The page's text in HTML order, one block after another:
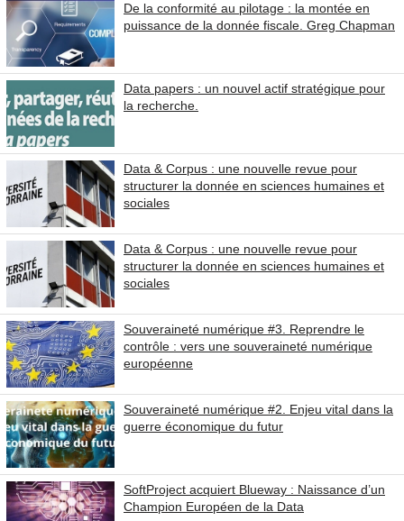
De la conformité au pilotage : la montée en
puissance de la donnée fiscale. Greg Chapman
Data papers : un nouvel actif stratégique pour
la recherche.
Data & Corpus : une nouvelle revue pour
structurer la donnée en sciences humaines et
sociales
Data & Corpus : une nouvelle revue pour
structurer la donnée en sciences humaines et
sociales
Souveraineté numérique #3. Reprendre le
contrôle : vers une souveraineté numérique
européenne
Souveraineté numérique #2. Enjeu vital dans la
guerre économique du futur
SoftProject acquiert Blueway : Naissance d’un
Champion Européen de la Data